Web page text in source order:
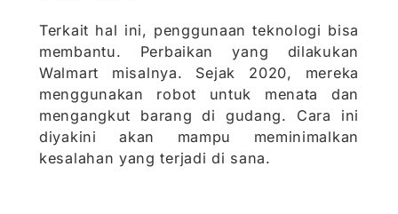
Terkait hal ini, penggunaan teknologi bisa
membantu. Perbaikan yang dilakukan
Walmart misalnya. Sejak 2020, mereka
menggunakan robot untuk menata dan
mengangkut barang di gudang. Cara ini
diyakini akan mampu meminimalkan
kesalahan yang terjadi di sana.